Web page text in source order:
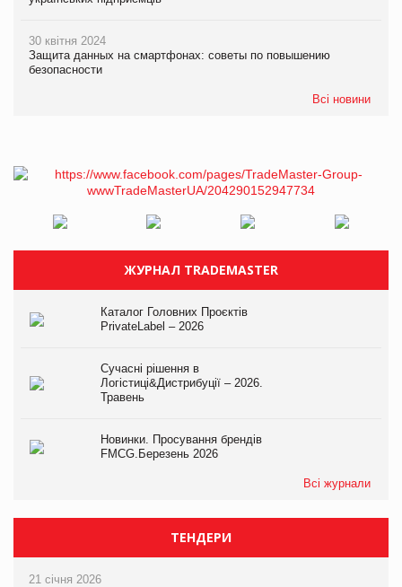
30 квітня 2024
Защита данных на смартфонах: советы по повышению
безопасности
Всі новини
ЖУРНАЛ TRADEMASTER
Каталог Головних Проєктів
PrivateLabel – 2026
Сучасні рішення в
Логістиці&Дистрибуції – 2026.
Травень
Новинки. Просування брендів
FMCG.Березень 2026
Всі журнали
ТЕНДЕРИ
21 січня 2026